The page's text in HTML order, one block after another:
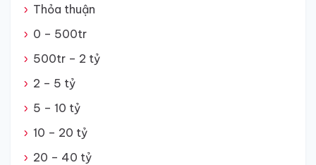
Thỏa thuận
0 – 500tr
500tr – 2 tỷ
2 – 5 tỷ
5 – 10 tỷ
10 – 20 tỷ
20 – 40 tỷ